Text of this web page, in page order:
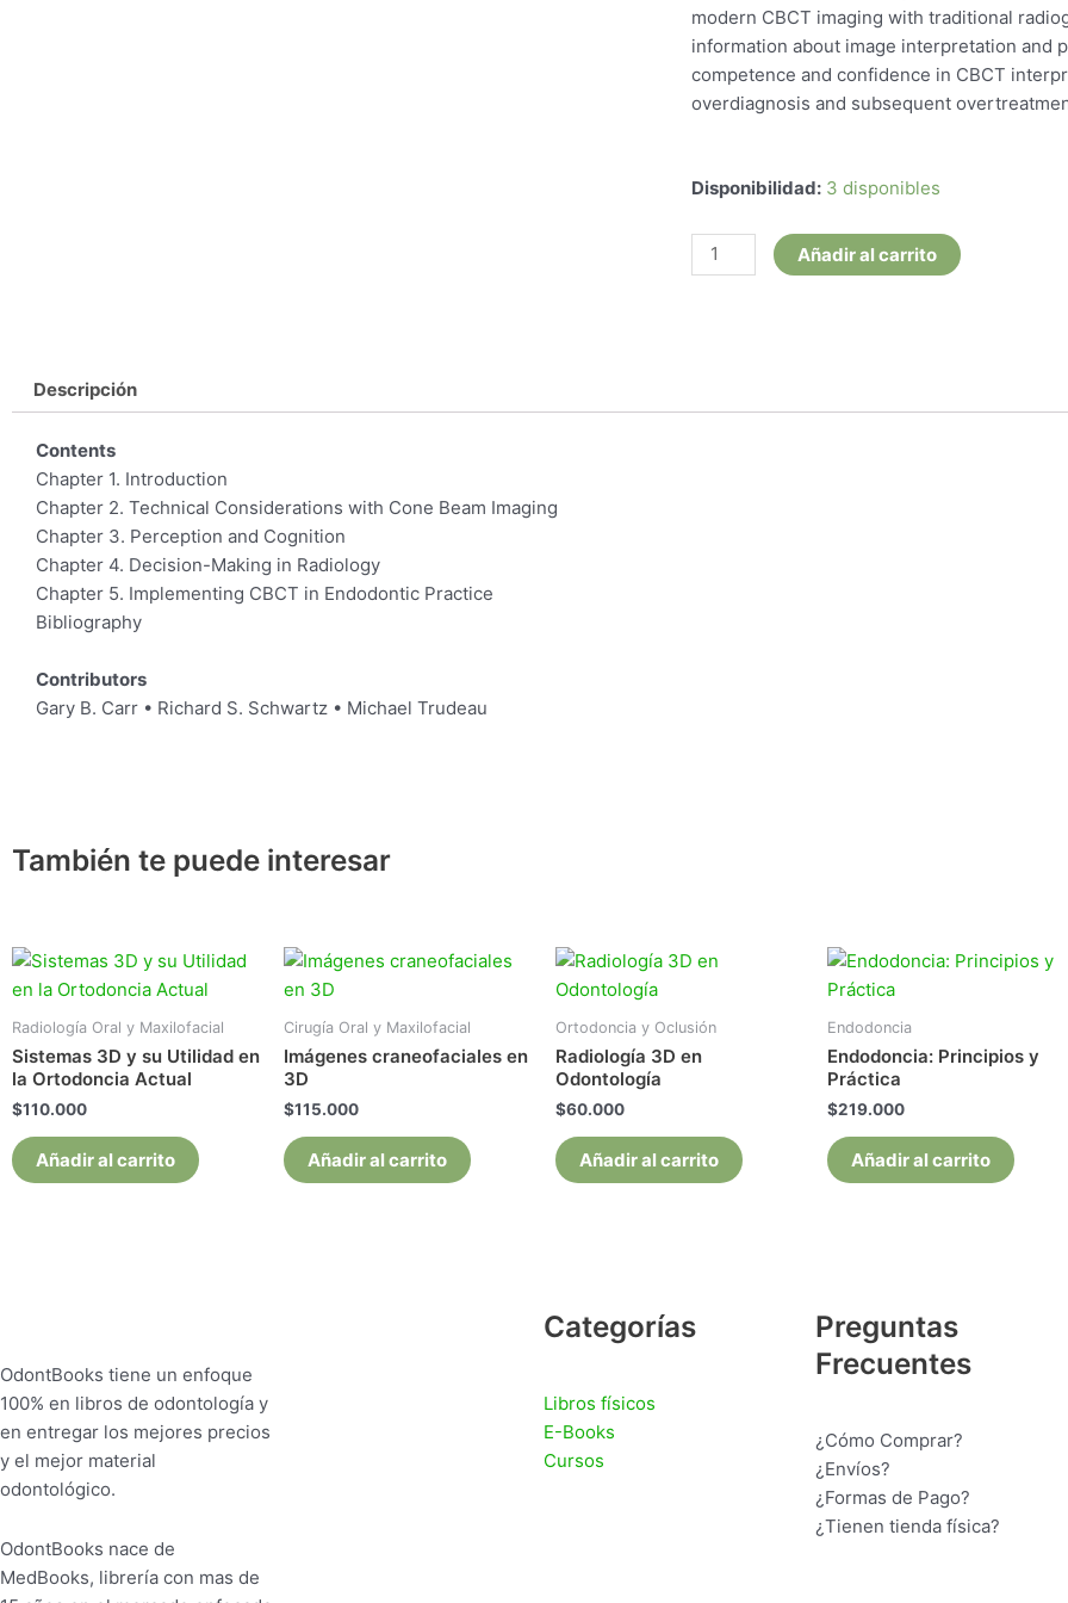
modern CBCT imaging with traditional
information about image interpretation and
competence and confidence in CBCT
overdiagnosis and subsequent
Disponibilidad: 3 disponibles
Advanced
for
Endodontics
Decision-
Añadir al carrito
Descripción
Contents
Chapter 1. Introduction
Chapter 2. Technical Considerations with Cone Beam Imaging
Chapter 3. Perception and Cognition
Chapter 4. Decision-Making in Radiology
Chapter 5. Implementing CBCT in Endodontic Practice
Bibliography
Contributors
Gary B. Carr • Richard S. Schwartz • Michael Trudeau
También te puede interesar
Radiología Oral y Maxilofacial
Sistemas 3D y su Utilidad en
la Ortodoncia Actual
$110.000
Añadir al carrito
Cirugía Oral y Maxilofacial
Imágenes craneofaciales en
3D
$115.000
Añadir al carrito
Ortodoncia y Oclusión
Radiología 3D en
Odontología
$60.000
Añadir al carrito
Endodoncia
Endodoncia: Principios y
Práctica
$219.000
Añadir al carrito
OdontBooks tiene un enfoque
100% en libros de odontología y
en entregar los mejores precios
y el mejor material
odontológico.
OdontBooks nace de
MedBooks, librería con mas de
Categorías
Libros físicos
E-Books
Cursos
Preguntas
Frecuentes
¿Cómo Comprar?
¿Envíos?
¿Formas de Pago?
¿Tienen tienda física?